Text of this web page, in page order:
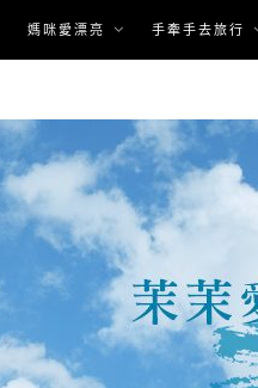
媽咪愛漂亮 手牽手去旅行